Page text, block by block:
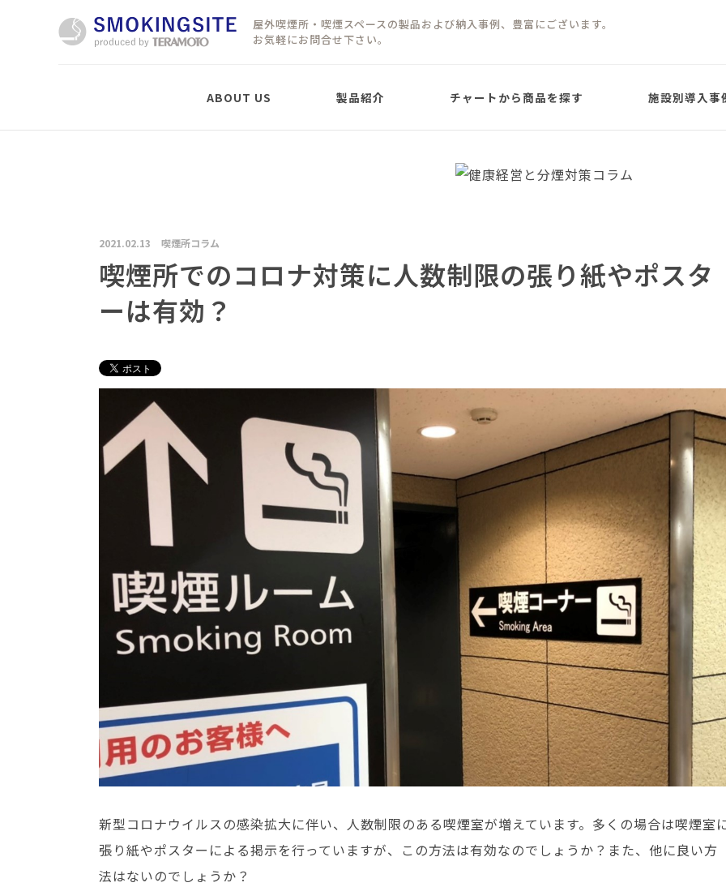
屋外喫煙所・喫煙スペースの製品および納入事例、豊富にございます。
お気軽にお問合せ下さい。
ABOUT US 製品紹介 チャートから商品を探す 施設別導入事
製品紹介
屋外移動式パーテーシ
ョン
SMOKING PARTITION
PARTITION PANEL TYPE
り)
PARTITION
屋根ありタイプ
LTX
屋外喫煙所「その他」
キャビン
CABIN
その他
OTHER
2021.02.13 喫煙所コラム
喫煙所でのコロナ対策に人数制限の張り紙やポスタ
ーは有効？
新型コロナウイルスの感染拡大に伴い、人数制限のある喫煙室が増えています。多くの場合は喫煙室
張り紙やポスターによる掲示を行っていますが、この方法は有効なのでしょうか？また、他に良い方
法はないのでしょうか？